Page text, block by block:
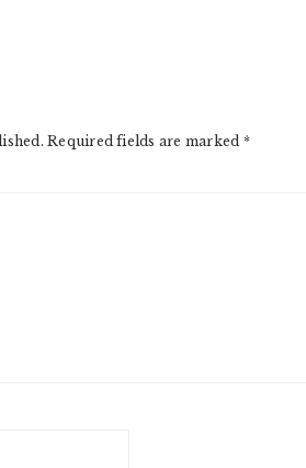
Required fields are marked *